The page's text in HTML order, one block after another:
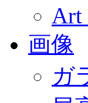
Art
画像
ガ